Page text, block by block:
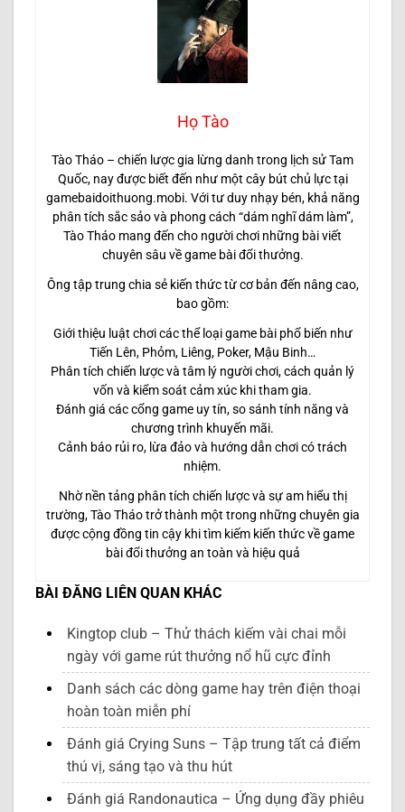
Họ Tào
Tào Tháo – chiến lược gia lừng danh trong lịch sử Tam
Quốc, nay được biết đến như một cây bút chủ lực tại
gamebaidoithuong.mobi. Với tư duy nhạy bén, khả năng
phân tích sắc sảo và phong cách “dám nghĩ dám làm”,
Tào Tháo mang đến cho người chơi những bài viết
chuyên sâu về game bài đổi thưởng.
Ông tập trung chia sẻ kiến thức từ cơ bản đến nâng cao,
bao gồm:
Giới thiệu luật chơi các thể loại game bài phổ biến như
Tiến Lên, Phỏm, Liêng, Poker, Mậu Binh…
Phân tích chiến lược và tâm lý người chơi, cách quản lý
vốn và kiểm soát cảm xúc khi tham gia.
Đánh giá các cổng game uy tín, so sánh tính năng và
chương trình khuyến mãi.
Cảnh báo rủi ro, lừa đảo và hướng dẫn chơi có trách
nhiệm.
Nhờ nền tảng phân tích chiến lược và sự am hiểu thị
trường, Tào Tháo trở thành một trong những chuyên gia
được cộng đồng tin cậy khi tìm kiếm kiến thức về game
bài đổi thưởng an toàn và hiệu quả
BÀI ĐĂNG LIÊN QUAN KHÁC
Kingtop club – Thử thách kiếm vài chai mỗi
ngày với game rút thưởng nổ hũ cực đỉnh
Danh sách các dòng game hay trên điện thoại
hoàn toàn miễn phí
Đánh giá Crying Suns – Tập trung tất cả điểm
thú vị, sáng tạo và thu hút
Đánh giá Randonautica – Ứng dụng đầy phiêu